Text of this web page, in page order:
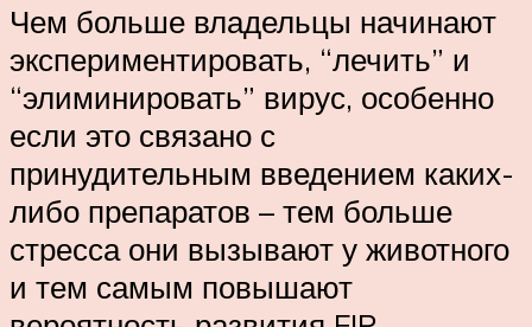
Чем больше владельцы начинают
экспериментировать, “лечить” и
“элиминировать” вирус, особенно
если это связано с
принудительным введением каких-
либо препаратов – тем больше
стресса они вызывают у животного
и тем самым повышают